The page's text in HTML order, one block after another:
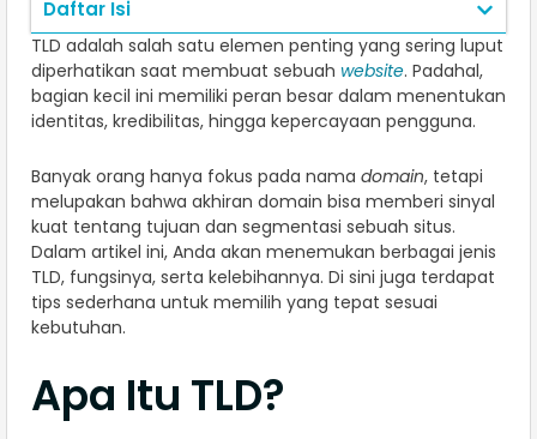
Daftar Isi
TLD adalah salah satu elemen penting yang sering luput
diperhatikan saat membuat sebuah website. Padahal,
bagian kecil ini memiliki peran besar dalam menentukan
identitas, kredibilitas, hingga kepercayaan pengguna.
Banyak orang hanya fokus pada nama domain, tetapi
melupakan bahwa akhiran domain bisa memberi sinyal
kuat tentang tujuan dan segmentasi sebuah situs.
Dalam artikel ini, Anda akan menemukan berbagai jenis
TLD, fungsinya, serta kelebihannya. Di sini juga terdapat
tips sederhana untuk memilih yang tepat sesuai
kebutuhan.
Apa Itu TLD?